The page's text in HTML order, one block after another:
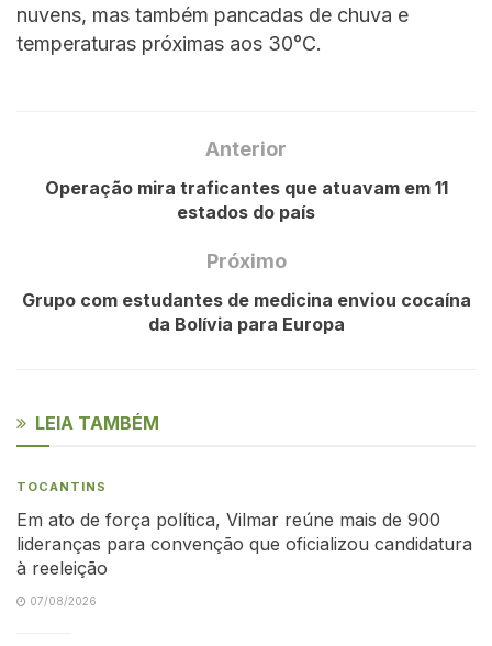
nuvens, mas também pancadas de chuva e
temperaturas próximas aos 30°C.
Anterior
Operação mira traficantes que atuavam em 11
estados do país
Próximo
Grupo com estudantes de medicina enviou cocaína
da Bolívia para Europa
LEIA TAMBÉM
TOCANTINS
Em ato de força política, Vilmar reúne mais de 900
lideranças para convenção que oficializou candidatura
à reeleição
07/08/2026